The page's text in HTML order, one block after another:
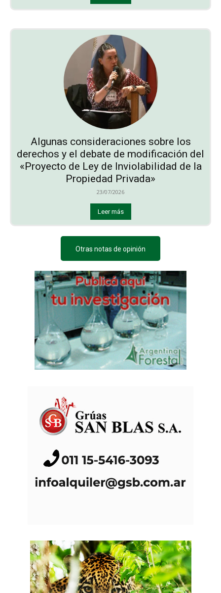
Algunas consideraciones sobre los
derechos y el debate de modificación del
«Proyecto de Ley de Inviolabilidad de la
Propiedad Privada»
23/07/2026
Leer más
Otras notas de opinión